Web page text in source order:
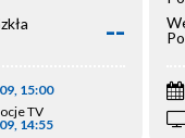
--
15:00
TV
14:55